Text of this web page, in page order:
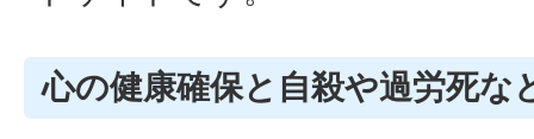
心の健康確保と自殺や過労死な